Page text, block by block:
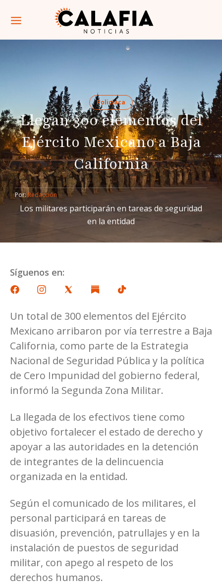
Policiaca
Llegan 300 elementos del
Ejército Mexicano a Baja
California
Por: Redacción
Los militares participarán en tareas de seguridad
en la entidad
Síguenos en:
Un total de 300 elementos del Ejército
Mexicano arribaron por vía terrestre a Baja
California, como parte de la Estrategia
Nacional de Seguridad Pública y la política
de Cero Impunidad del gobierno federal,
informó la Segunda Zona Militar.
La llegada de los efectivos tiene como
objetivo fortalecer el estado de derecho y
apoyar a las autoridades en la detención
de integrantes de la delincuencia
organizada en la entidad.
Según el comunicado de los militares, el
personal participará en tareas de
disuasión, prevención, patrullajes y en la
instalación de puestos de seguridad
militar, con apego al respeto de los
derechos humanos.